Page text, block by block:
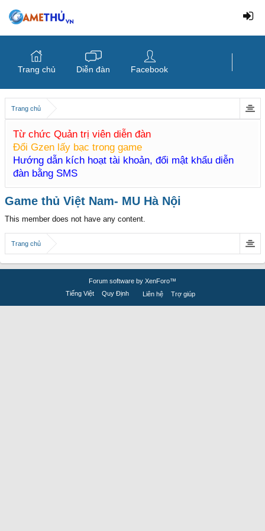
Trang chủ
Từ chức Quản trị viên diễn đàn
Đổi Gzen lấy bạc trong game
Hướng dẫn kích hoạt tài khoản, đổi mật khẩu diễn
đàn bằng SMS
Game thủ Việt Nam- MU Hà Nội
This member does not have any content.
Trang chủ
Trang chủ Diễn đàn Facebook
Forum software by XenForo™
Tiếng Việt
Quy Định Liên hệ Trợ giúp